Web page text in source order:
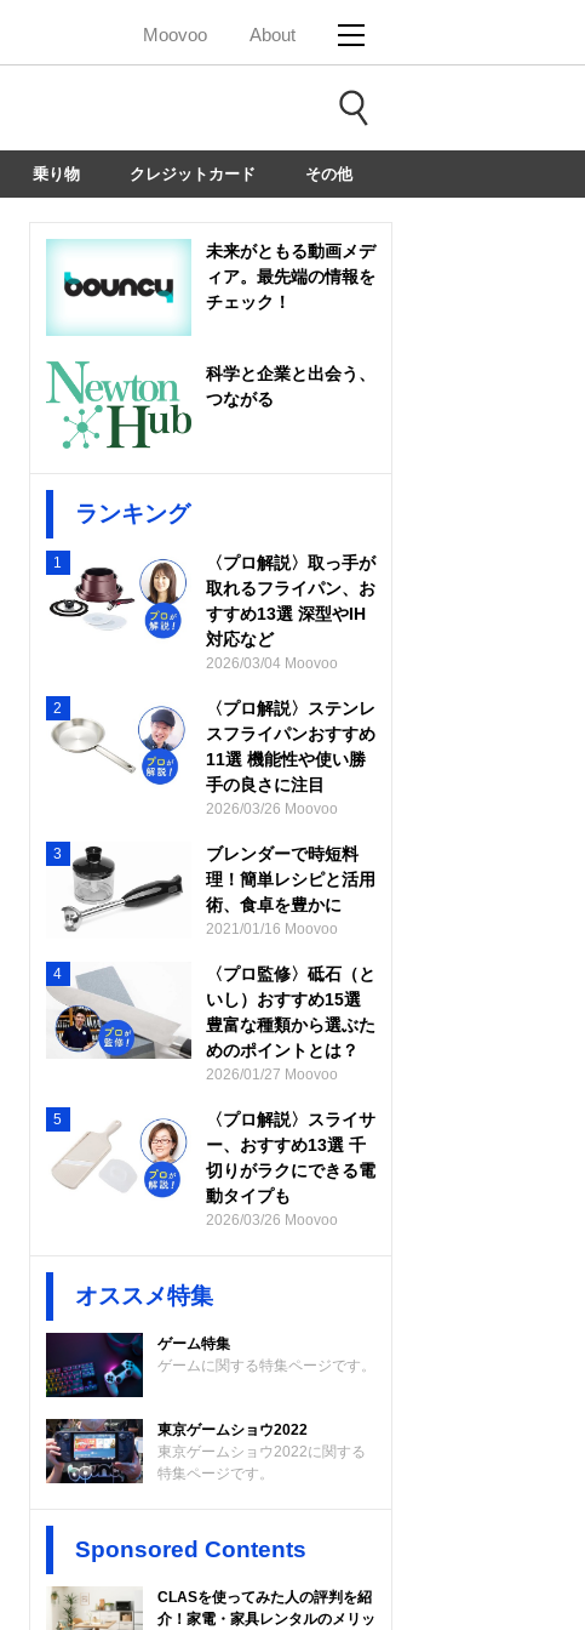
Moovoo About
乗り物 クレジットカード その他
未来がともる動画メデ
ィア。最先端の情報を
チェック！
科学と企業と出会う、
つながる
ランキング
1
〈プロ解説〉取っ手が
取れるフライパン、お
すすめ13選 深型やIH
対応など
2026/03/04 Moovoo
2
〈プロ解説〉ステンレ
スフライパンおすすめ
11選 機能性や使い勝
手の良さに注目
2026/03/26 Moovoo
3
ブレンダーで時短料
理！簡単レシピと活用
術、食卓を豊かに
2021/01/16 Moovoo
4
〈プロ監修〉砥石（と
いし）おすすめ15選
豊富な種類から選ぶた
めのポイントとは？
2026/01/27 Moovoo
5
〈プロ解説〉スライサ
ー、おすすめ13選 千
切りがラクにできる電
動タイプも
2026/03/26 Moovoo
オススメ特集
ゲーム特集
ゲームに関する特集ページです。
東京ゲームショウ2022
東京ゲームショウ2022に関する
特集ページです。
Sponsored Contents
CLASを使ってみた人の評判を紹
介！家電・家具レンタルのメリッ